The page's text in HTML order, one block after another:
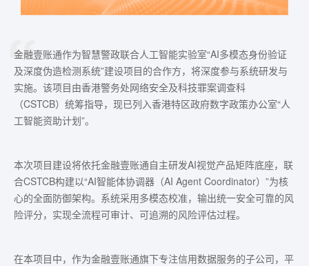
金融壹账通作为智慧警政联合人工智能实验室“AI多模态身份验证
及深度伪造检测系统”建设项目的合作方，将深度参与系统研发与
实施。该项目由香港警务处网络安全及科技罪案调查科
（CSTCB）统筹指导，现已列入香港特区政府数字政策办公室“人
工智能资助计划”。
本次项目建设将依托金融壹账通自主研发AI视觉产品矩阵底座，联
合CSTCB构建以“AI智能体协调器（AI Agent Coordinator）”为核
心的全面防御架构。系统采用多模态校准，输出统一安全可靠的风
险评分，实现全流程可审计、可追溯的风险评估过程。
在本项目中，作为金融壹账通旗下专注信用数据服务的子公司，平